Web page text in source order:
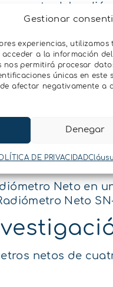
Gestionar
experiencias,
a la información
nos permitirá procesar
únicas en
afectar negativamente a
Denegar
DE PRIVACIDAD
del
medir cada
precisas al
un calentador
Por otra
Neto en
Neto
netos de